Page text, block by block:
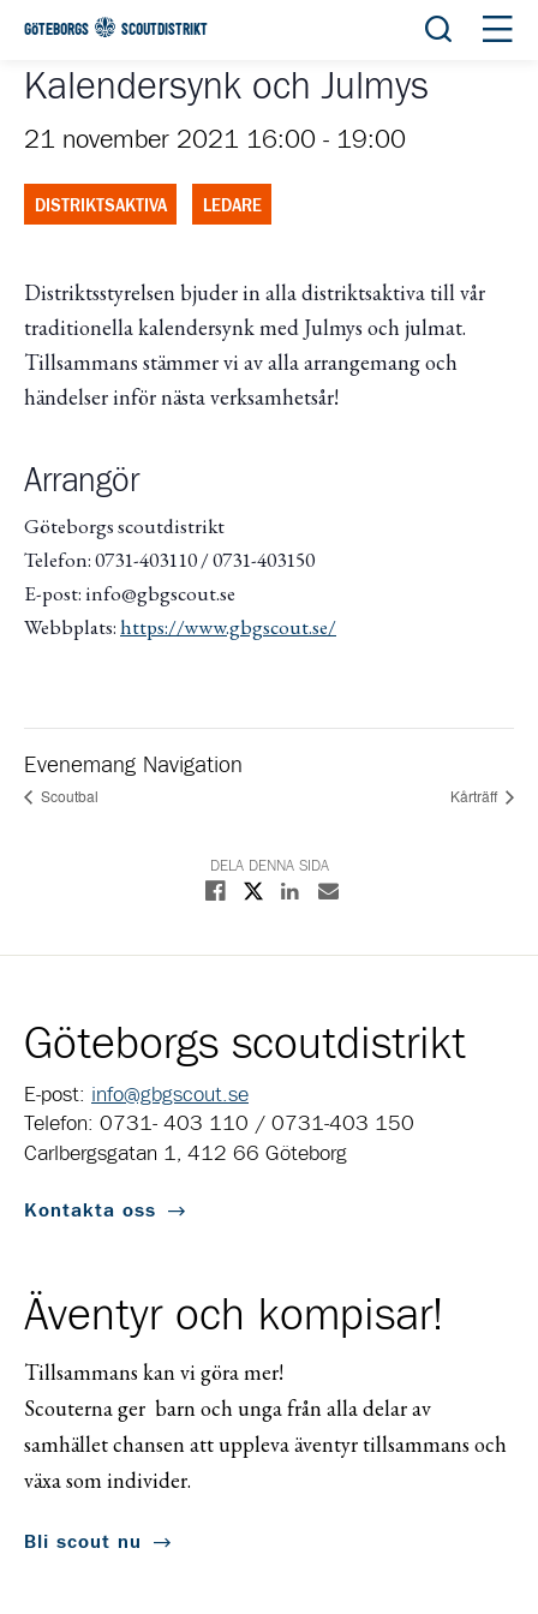
GÖTEBORGS SCOUTDISTRIKT Öppna
Kalendersynk och Julmys
21 november 2021 16:00 - 19:00
DISTRIKTSAKTIVA LEDARE
Distriktsstyrelsen bjuder in alla distriktsaktiva till vår
traditionella kalendersynk med Julmys och julmat.
Tillsammans stämmer vi av alla arrangemang och
händelser inför nästa verksamhetsår!
Arrangör
Göteborgs scoutdistrikt
Telefon: 0731-403110 / 0731-403150
E-post: info@gbgscout.se
Webbplats:https://www.gbgscout.se/
Evenemang Navigation
Scoutbal Kårträff
DELA DENNA SIDA
Dela på Facebook
Dela på XDela på Linkedin
Dela med E-post
Göteborgs scoutdistrikt
E-post: info@gbgscout.se
Telefon: 0731- 403 110 / 0731-403 150
Carlbergsgatan 1, 412 66 Göteborg
Kontakta oss
Äventyr och kompisar!
Tillsammans kan vi göra mer!
Scouterna ger barn och unga från alla delar av
samhället chansen att uppleva äventyr tillsammans och
växa som individer.
Bli scout nu